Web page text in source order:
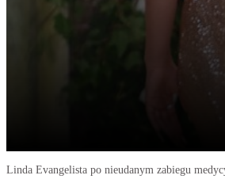
Linda Evangelista po nieudanym zabiegu